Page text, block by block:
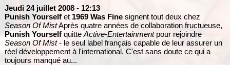
Jeudi 24 juillet 2008 - 12:13
Punish Yourselfet 1969 Was Finesignent tout deux chez
Season Of MistAprès quatre années de collaboration fructueuse,
Punish Yourselfquitte Active-Entertainmentpour rejoindre
Season Of Mist- le seul label français capable de leur assurer un
réel développement à l'international. C'est sans doute ce qui a
toujours manqué au...